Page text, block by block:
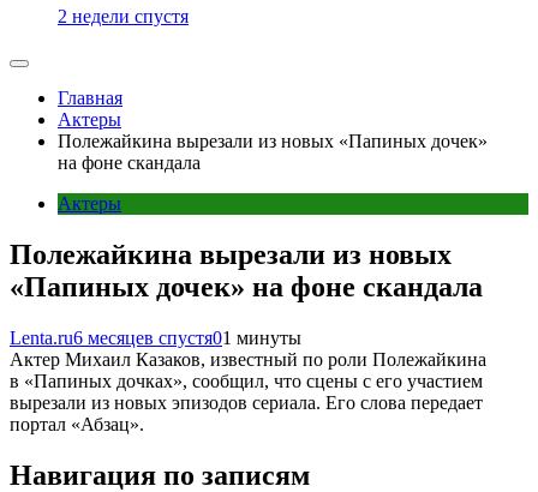
2 недели спустя
Главная
Актеры
Полежайкина вырезали из новых «Папиных дочек»
на фоне скандала
Актеры
Полежайкина вырезали из новых
«Папиных дочек» на фоне скандала
Lenta.ru6 месяцев спустя01 минуты
Актер Михаил Казаков, известный по роли Полежайкина
в «Папиных дочках», сообщил, что сцены с его участием
вырезали из новых эпизодов сериала. Его слова передает
портал «Абзац».
Навигация по записям